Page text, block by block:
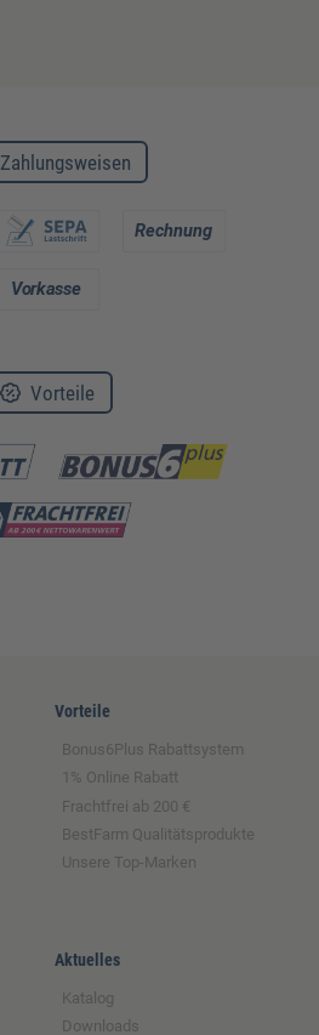
Zahlungsweisen
Vorteile
Vorteile
Bonus6Plus Rabattsystem
1% Online Rabatt
Frachtfrei ab 200 €
BestFarm Qualitätsprodukte
Unsere Top-Marken
Aktuelles
Katalog
Downloads